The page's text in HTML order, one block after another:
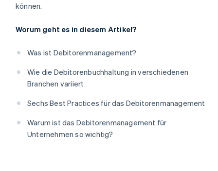
können.
Worum geht es in diesem Artikel?
Was ist Debitorenmanagement?
Wie die Debitorenbuchhaltung in verschiedenen
Branchen variiert
Sechs Best Practices für das Debitorenmanagement
Warum ist das Debitorenmanagement für
Unternehmen so wichtig?